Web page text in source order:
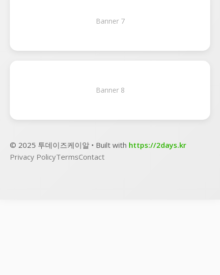
Banner 7
Banner 8
© 2025 투데이즈케이알 • Built with https://2days.kr
Privacy PolicyTermsContact